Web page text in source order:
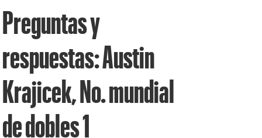
Preguntas y
respuestas: Austin
Krajicek, No. mundial
de dobles 1